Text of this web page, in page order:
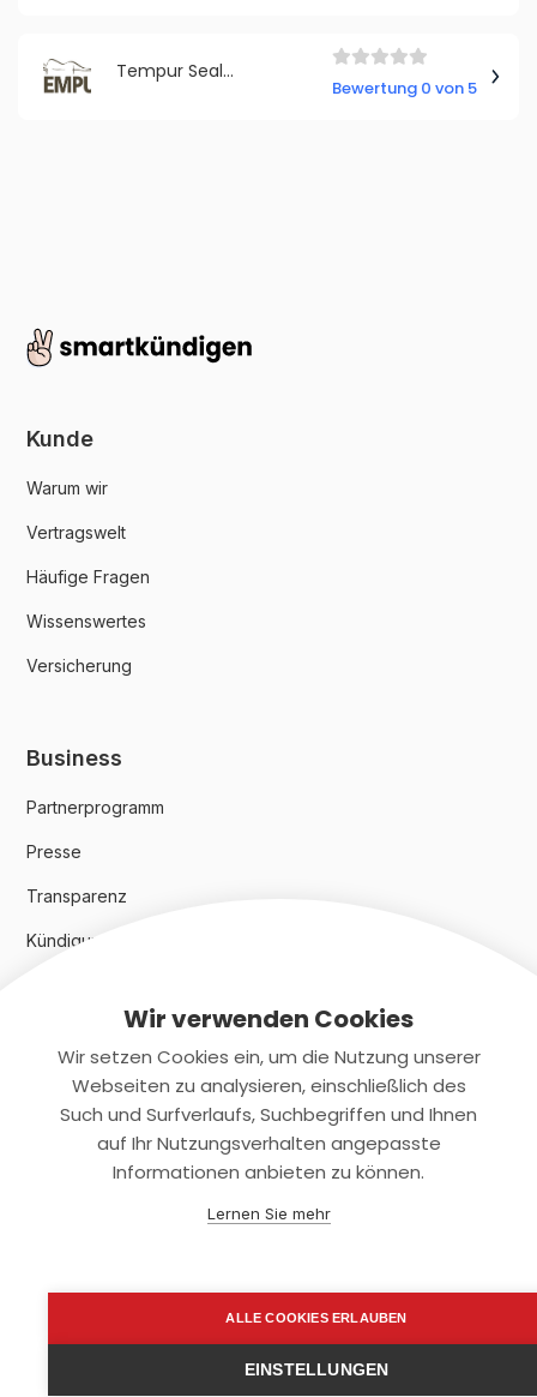
Tempur Sealy DACH GmbH
Bewertung 0 von 5
Kunde
Warum wir
Vertragswelt
Häufige Fragen
Wissenswertes
Versicherung
Business
Partnerprogramm
Presse
Transparenz
Kündigungsindex 2024
Rechtliches
Datenschutz
support@smartkuendigen.de
Wir verwenden Cookies
Wir setzen Cookies ein, um die Nutzung unserer
Webseiten zu analysieren, einschließlich des
Such und Surfverlaufs, Suchbegriffen und Ihnen
auf Ihr Nutzungsverhalten angepasste
Informationen anbieten zu können.
Lernen Sie mehr
ALLE COOKIES ERLAUBEN
EINSTELLUNGEN